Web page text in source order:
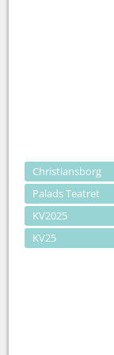
Christiansborg
Palads Teatret
KV2025
KV25